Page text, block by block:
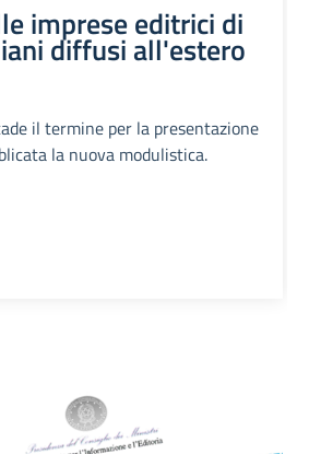
imprese editrici di
diffusi all'estero
il termine per la presentazione
la nuova modulistica.